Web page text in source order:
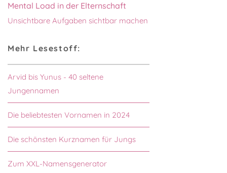
Mental Load in der Elternschaft
Unsichtbare Aufgaben sichtbar machen
Mehr Lesestoff:
Arvid bis Yunus - 40 seltene
Jungennamen
Die beliebtesten Vornamen in 2024
Die schönsten Kurznamen für Jungs
Zum XXL-Namensgenerator